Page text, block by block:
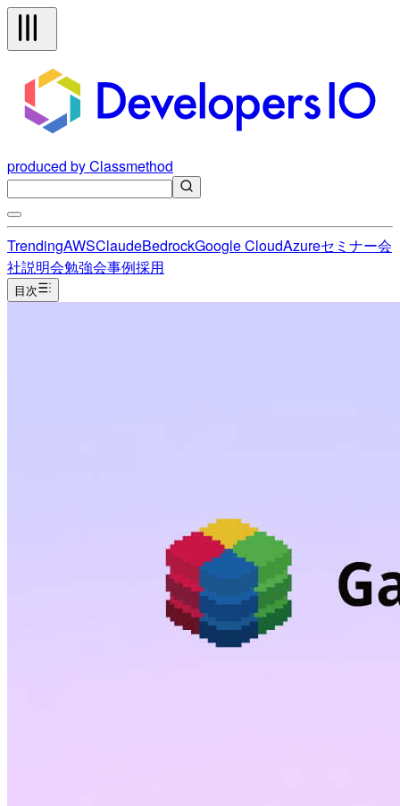
produced by Classmethod
TrendingAWSClaudeBedrockGoogle CloudAzureセミナー会
社説明会勉強会事例採用
目次